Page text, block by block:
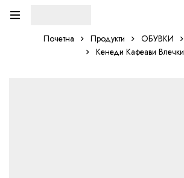
Почетна Продукти ОБУВКИ
Кенеди Кафеави Влечки